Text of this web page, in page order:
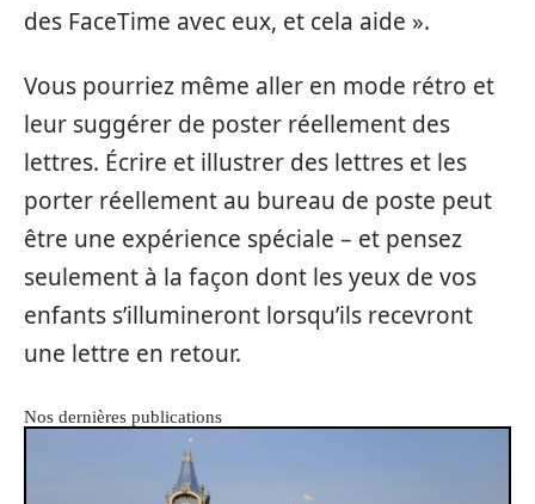
des FaceTime avec eux, et cela aide ».
Vous pourriez même aller en mode rétro et
leur suggérer de poster réellement des
lettres. Écrire et illustrer des lettres et les
porter réellement au bureau de poste peut
être une expérience spéciale – et pensez
seulement à la façon dont les yeux de vos
enfants s’illumineront lorsqu’ils recevront
une lettre en retour.
Nos dernières publications